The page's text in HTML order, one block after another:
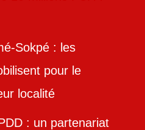
Sokpé : les
pour le
localité
: un partenariat